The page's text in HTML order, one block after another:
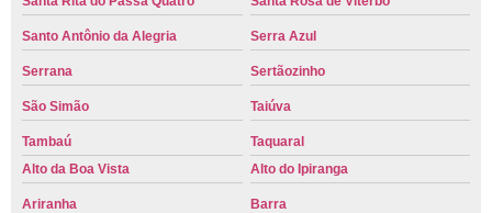
Santo Antônio da Alegria Serra Azul
Serrana Sertãozinho
São Simão Taiúva
Tambaú
Taquaral
Alto da Boa Vista
Alto do Ipiranga
Ariranha Barra